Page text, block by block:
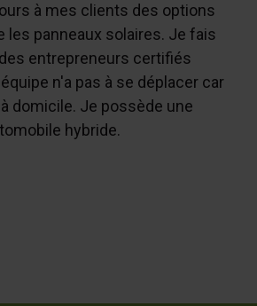
à mes clients des options
les panneaux solaires. Je fais
entrepreneurs certifiés
n'a pas à se déplacer car
domicile. Je possède une
hybride.